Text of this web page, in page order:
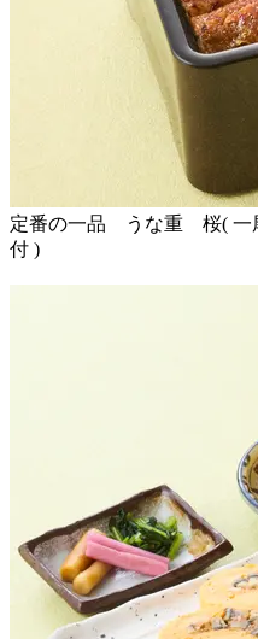
定番の一品 うな重 桜( 一
付 )